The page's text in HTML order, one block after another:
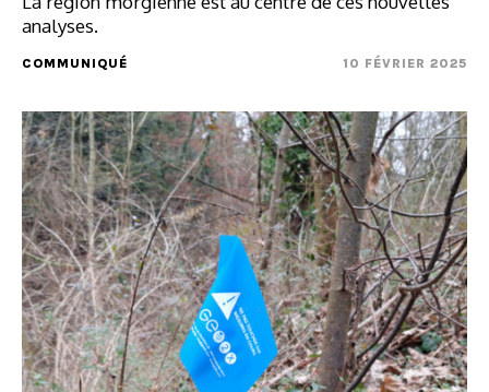
analyses.
COMMUNIQUÉ 10 FÉVRIER 2025